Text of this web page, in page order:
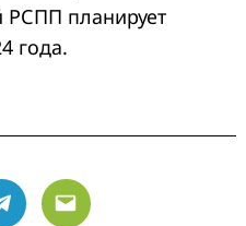
планирует
года.
Telegram
Email